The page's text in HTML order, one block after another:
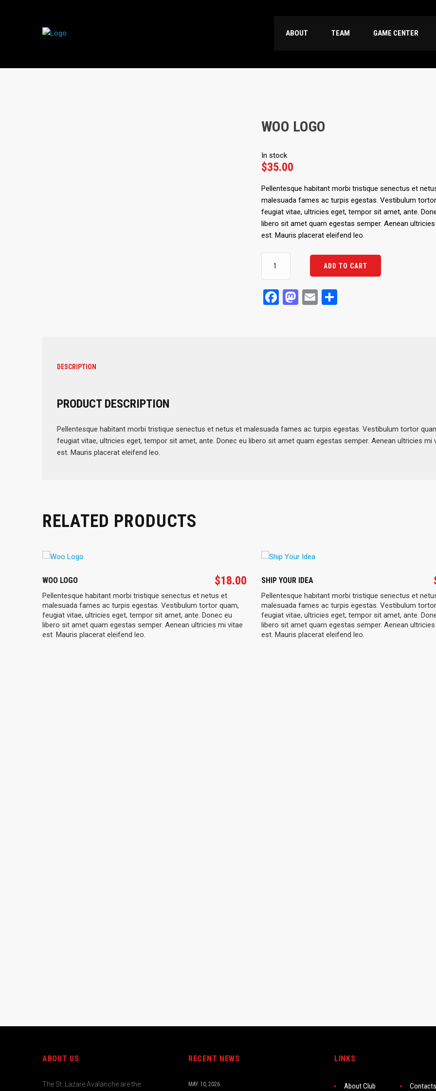
ABOUT TEAM GAME CENTER
WOO LOGO
In stock
$35.00
Pellentesque habitant morbi tristique senectus et
malesuada fames ac turpis egestas. Vestibulum
feugiat vitae, ultricies eget, tempor sit amet, ante.
libero sit amet quam egestas semper. Aenean
est. Mauris placerat eleifend leo.
Logo
quantity
ADD TO CART
Facebook
Mastodon
Email
DESCRIPTION
PRODUCT DESCRIPTION
Pellentesque habitant morbi tristique senectus et netus et malesuada fames ac turpis egestas. Vestibulum tortor
feugiat vitae, ultricies eget, tempor sit amet, ante. Donec eu libero sit amet quam egestas semper. Aenean ultricies mi
est. Mauris placerat eleifend leo.
RELATED PRODUCTS
WOO LOGO $18.00
Pellentesque habitant morbi tristique senectus et netus et
malesuada fames ac turpis egestas. Vestibulum tortor quam,
feugiat vitae, ultricies eget, tempor sit amet, ante. Donec eu
libero sit amet quam egestas semper. Aenean ultricies mi vitae
est. Mauris placerat eleifend leo.
SHIP YOUR IDEA
Pellentesque habitant morbi tristique senectus et
malesuada fames ac turpis egestas. Vestibulum
feugiat vitae, ultricies eget, tempor sit amet, ante.
libero sit amet quam egestas semper. Aenean
est. Mauris placerat eleifend leo.
ABOUT US
The St. Lazare Avalanche are the
RECENT NEWS
MAY 10, 2026
LINKS
About Club Contacts